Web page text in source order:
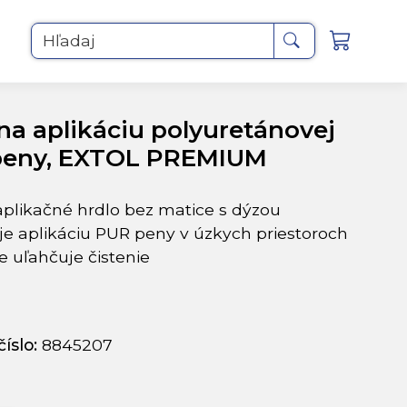
Hľadaj
aplikáciu polyuretánovej
EXTOL PREMIUM
hrdlo bez matice s dýzou
aplikáciu PUR peny v úzkych priestoroch
uľahčuje čistenie
8845207